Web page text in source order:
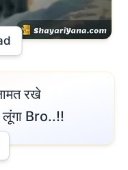
लूंगा Bro..!!